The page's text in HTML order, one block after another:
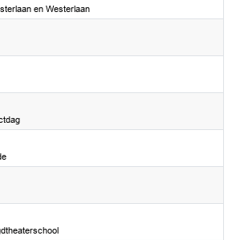
en Westerlaan